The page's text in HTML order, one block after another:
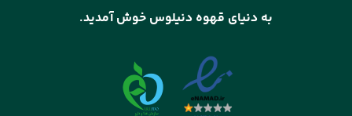
به دنیای قهوه دنیلوس خوش آمدید.